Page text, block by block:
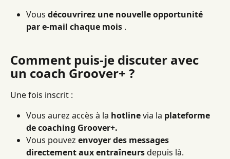
Vous découvrirez une nouvelle opportunité
par e-mail chaque mois .
Comment puis-je discuter avec
un coach Groover+ ?
Une fois inscrit :
Vous aurez accès à la hotline via la plateforme
de coaching Groover+.
Vous pouvez envoyer des messages
directement aux entraîneurs depuis là.